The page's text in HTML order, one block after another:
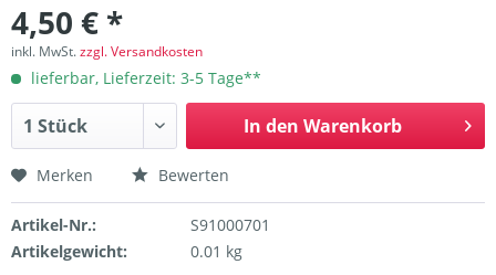
4,50 € *
inkl. MwSt.zzgl. Versandkosten
lieferbar, Lieferzeit: 3-5 Tage**
In den Warenkorb
Merken Bewerten
Artikel-Nr.:
S91000701
Artikelgewicht:
0.01 kg